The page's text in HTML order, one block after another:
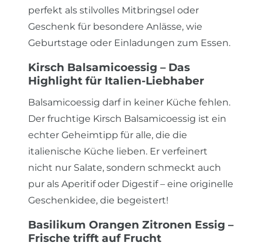
perfekt als stilvolles Mitbringsel oder
Geschenk für besondere Anlässe, wie
Geburtstage oder Einladungen zum Essen.
Kirsch Balsamicoessig – Das
Highlight für Italien-Liebhaber
Balsamicoessig darf in keiner Küche fehlen.
Der fruchtige Kirsch Balsamicoessig ist ein
echter Geheimtipp für alle, die die
italienische Küche lieben. Er verfeinert
nicht nur Salate, sondern schmeckt auch
pur als Aperitif oder Digestif – eine originelle
Geschenkidee, die begeistert!
Basilikum Orangen Zitronen Essig –
Frische trifft auf Frucht